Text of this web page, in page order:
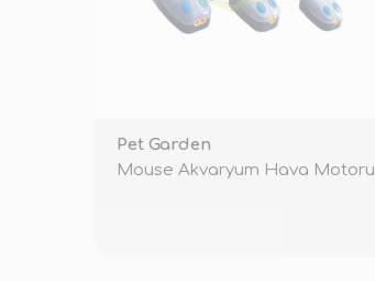
Pet Garden
Mouse Akvaryum Hava Motoru